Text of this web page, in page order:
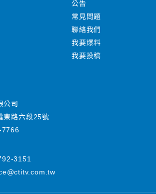
公告
常見問題
聯絡我們
我要爆料
我要投稿
公司
東路六段25號
3151